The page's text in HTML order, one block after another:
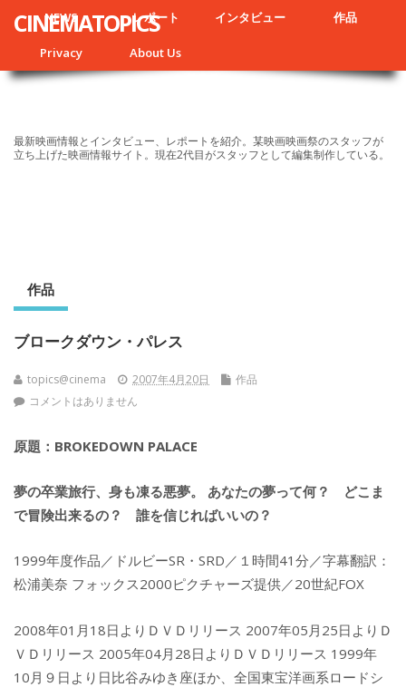
NEWS レポート インタビュー 作品
Privacy About Us
CINEMATOPICS
最新映画情報とインタビュー、レポートを紹介。某映画映画祭のスタッフが
立ち上げた映画情報サイト。現在2代目がスタッフとして編集制作している。
作品
ブロークダウン・パレス
topics@cinema 2007年4月20日
作品
コメントはありません
原題：BROKEDOWN PALACE
夢の卒業旅行、身も凍る悪夢。 あなたの夢って何？ どこま
で冒険出来るの？ 誰を信じればいいの？
1999年度作品／ドルビーSR・SRD／１時間41分／字幕翻訳：
松浦美奈 フォックス2000ピクチャーズ提供／20世紀FOX
2008年01月18日よりＤＶＤリリース 2007年05月25日よりＤ
ＶＤリリース 2005年04月28日よりＤＶＤリリース 1999年
10月９日より日比谷みゆき座ほか、全国東宝洋画系ロードシ